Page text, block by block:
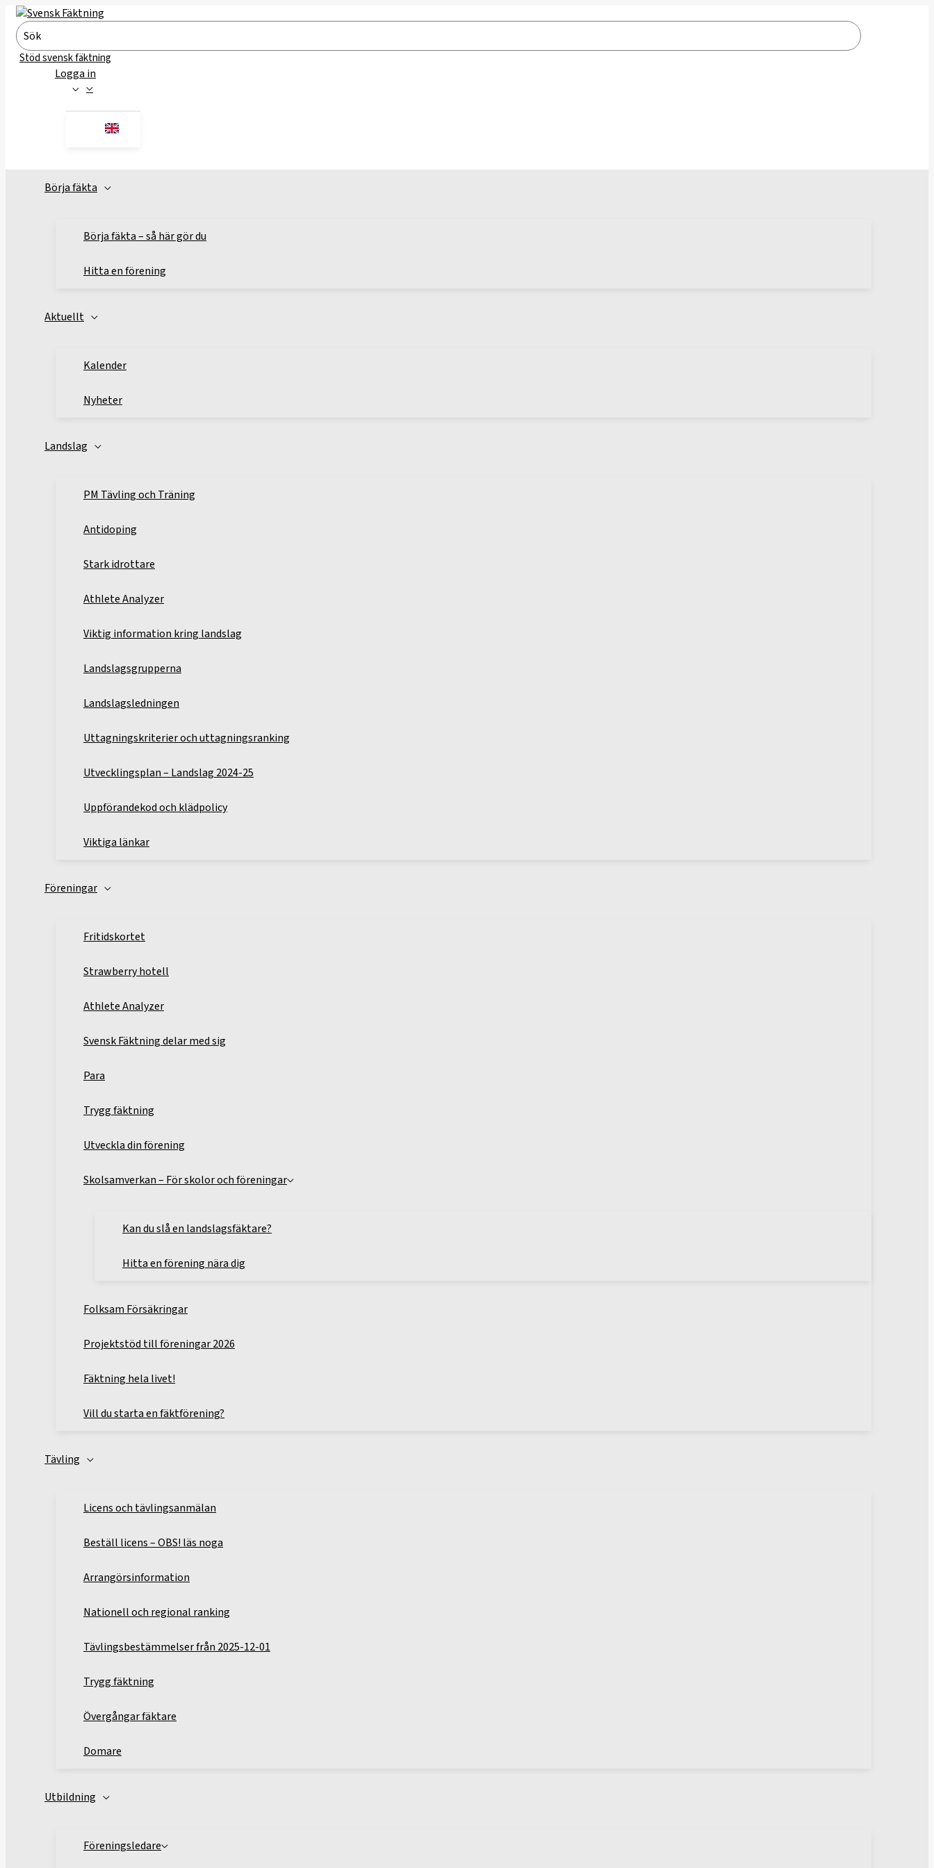
Hoppa
till
innehåll
Search
for:
Stöd svensk fäktning
Logga in
Börja fäkta
Börja fäkta – så här gör du
Hitta en förening
Aktuellt
Kalender
Nyheter
Landslag
PM Tävling och Träning
Antidoping
Stark idrottare
Athlete Analyzer
Viktig information kring landslag
Landslagsgrupperna
Landslagsledningen
Uttagningskriterier och uttagningsranking
Utvecklingsplan – Landslag 2024-25
Uppförandekod och klädpolicy
Viktiga länkar
Föreningar
Fritidskortet
Strawberry hotell
Athlete Analyzer
Svensk Fäktning delar med sig
Para
Trygg fäktning
Utveckla din förening
Skolsamverkan – För skolor och föreningar
Kan du slå en landslagsfäktare?
Hitta en förening nära dig
Folksam Försäkringar
Projektstöd till föreningar 2026
Fäktning hela livet!
Vill du starta en fäktförening?
Tävling
Licens och tävlingsanmälan
Beställ licens – OBS! läs noga
Arrangörsinformation
Nationell och regional ranking
Tävlingsbestämmelser från 2025-12-01
Trygg fäktning
Övergångar fäktare
Domare
Utbildning
Föreningsledare